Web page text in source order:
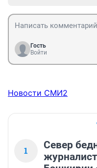
Гость
Войти
Новости СМИ2
1
Север